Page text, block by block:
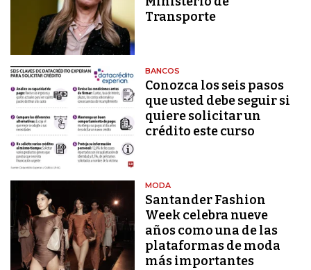
Transporte
BANCOS
Conozca los seis pasos
que usted debe seguir si
quiere solicitar un
crédito este curso
MODA
Santander Fashion
Week celebra nueve
años como una de las
plataformas de moda
más importantes